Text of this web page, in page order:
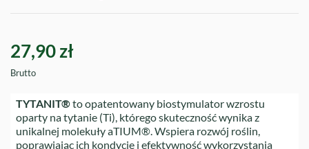
27,90 zł
Brutto
TYTANIT®to opatentowany biostymulator wzrostu
oparty na tytanie (Ti), którego skuteczność wynika z
unikalnej molekuły aTIUM®. Wspiera rozwój roślin,
poprawiając ich kondycję i efektywność wykorzystania